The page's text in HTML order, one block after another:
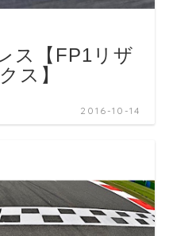
ス【FP1リザ
ス】
2016-10-14